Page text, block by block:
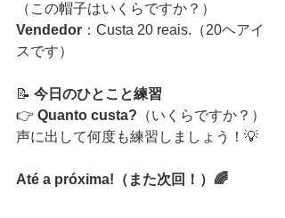
（この帽子はいくらですか？）
Vendedor ：Custa 20 reais.（20ヘアイ
スです）
📝 今日のひとこと練習
👉 Quanto custa? （いくらですか？）
声に出して何度も練習しましょう！💡
Até a próxima!（また次回！）🌈